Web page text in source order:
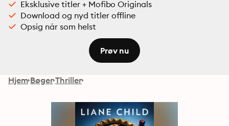
Eksklusive titler + Mofibo Originals
Download og nyd titler offline
Opsig når som helst
Prøv nu
Hjem Bøger Thriller